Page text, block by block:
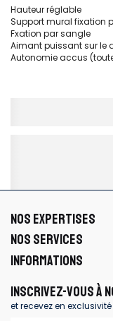
Hauteur réglable
Support mural fixation
Fxation par sangle
Aimant puissant sur le
Autonomie accus
NOS EXPERTISES
NOS SERVICES
INFORMATIONS
INSCRIVEZ-VOUS À
et recevez en